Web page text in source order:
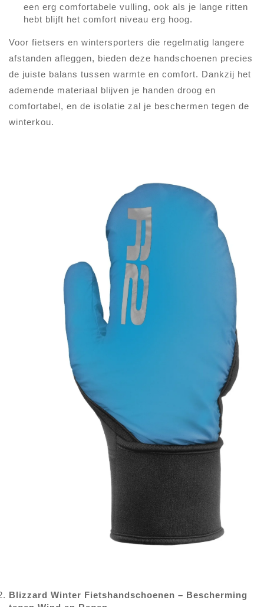
een erg comfortabele vulling, ook als je lange ritten
hebt blijft het comfort niveau erg hoog.
Voor fietsers en wintersporters die regelmatig langere
afstanden afleggen, bieden deze handschoenen precies
de juiste balans tussen warmte en comfort. Dankzij het
ademende materiaal blijven je handen droog en
comfortabel, en de isolatie zal je beschermen tegen de
winterkou.
Blizzard Winter Fietshandschoenen – Bescherming